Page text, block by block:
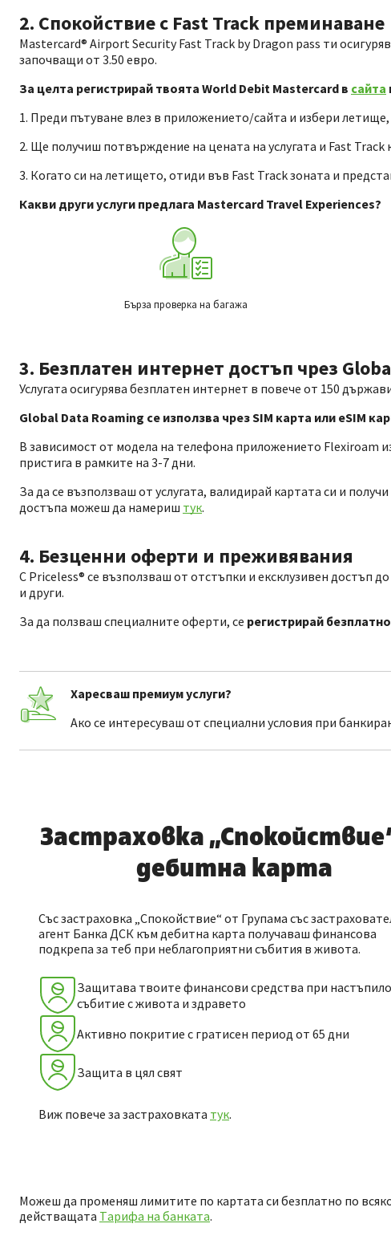
2. Спокойствие с Fast Track преминаване
Мastercard® Airport Security Fast Track by Dragon pass ти
започващи от 3.50 евро.
За целта регистрирай твоята World Debit Mastercard в сайта
1. Преди пътуване влез в приложението/сайта и избери
2. Ще получиш потвърждение на цената на услугата и Fast Track
3. Когато си на летището, отиди във Fast Track зоната и
Какви други услуги предлага Mastercard Travel Experiences?
Бърза проверка на багажа
3. Безплатен интернет достъп чрез
Услугата осигурява безплатен интернет в повече от 150
Global Data Roaming се използва чрез SIM карта или eSIM
В зависимост от модела на телефона приложението Flexiroam
пристига в рамките на 3-7 дни.
За да се възползваш от услугата, валидирай картата си и
достъпа можеш да намериш тук.
4. Безценни оферти и преживявания
С Priceless® се възползваш от отстъпки и ексклузивен достъп
и други.
За да ползваш специалните оферти, се регистрирай
Харесваш премиум услуги?
Ако се интересуваш от специални условия при
Застраховка
дебитна карта
Със застраховка „Спокойствие“ от Групама със
агент Банка ДСК към дебитна карта получаваш финансова
подкрепа за теб при неблагоприятни събития в живота.
Защитава твоите финансови средства при настъпило
събитие с живота и здравето
Активно покритие с гратисен период от 65 дни
Защита в цял свят
Виж повече за застраховката тук.
Можеш да променяш лимитите по картата си безплатно по всяко
действащата Tарифа на банката.